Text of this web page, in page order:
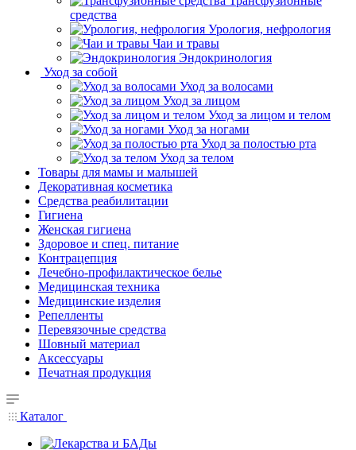
средства
Урология, нефрология
Чаи и травы
Эндокринология
Уход за собой
Уход за волосами
Уход за лицом
Уход за лицом и телом
Уход за ногами
Уход за полостью рта
Уход за телом
Товары для мамы и малышей
Декоративная косметика
Средства реабилитации
Гигиена
Женская гигиена
Здоровое и спец. питание
Контрацепция
Лечебно-профилактическое белье
Медицинская техника
Медицинские изделия
Репелленты
Перевязочные средства
Шовный материал
Аксессуары
Печатная продукция
Каталог